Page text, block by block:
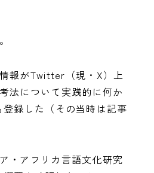
報がTwitter（現・X）上
法について実践的に何か
録した（その当時は記事
・アフリカ言語文化研究